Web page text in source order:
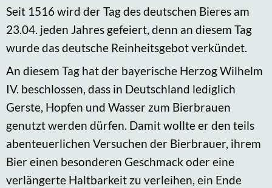
Seit 1516 wird der Tag des deutschen Bieres am
23.04. jeden Jahres gefeiert, denn an diesem Tag
wurde das deutsche Reinheitsgebot verkündet.
An diesem Tag hat der bayerische Herzog Wilhelm
IV. beschlossen, dass in Deutschland lediglich
Gerste, Hopfen und Wasser zum Bierbrauen
genutzt werden dürfen. Damit wollte er den teils
abenteuerlichen Versuchen der Bierbrauer, ihrem
Bier einen besonderen Geschmack oder eine
verlängerte Haltbarkeit zu verleihen, ein Ende